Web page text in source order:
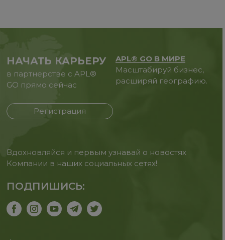
НАЧАТЬ КАРЬЕРУ
в партнерстве с APL®
GO прямо сейчас
Регистрация
APL® GO В МИРЕ
Масштабируй бизнес,
расширяй географию.
Вдохновляйся и первым узнавай о новостях
Компании в наших социальных сетях!
ПОДПИШИСЬ: